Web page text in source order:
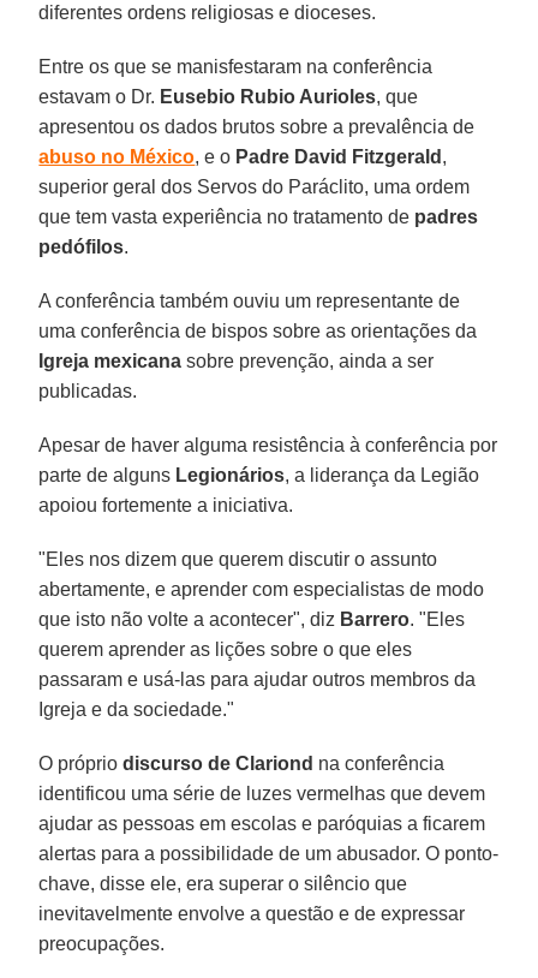
diferentes ordens religiosas e dioceses.
Entre os que se manisfestaram na conferência
estavam o Dr. Eusebio Rubio Aurioles, que
apresentou os dados brutos sobre a prevalência de
abuso no México, e o Padre David Fitzgerald ,
superior geral dos Servos do Paráclito, uma ordem
que tem vasta experiência no tratamento de padres
pedófilos.
A conferência também ouviu um representante de
uma conferência de bispos sobre as orientações da
Igreja mexicana sobre prevenção, ainda a ser
publicadas.
Apesar de haver alguma resistência à conferência por
parte de alguns Legionários, a liderança da Legião
apoiou fortemente a iniciativa.
"Eles nos dizem que querem discutir o assunto
abertamente, e aprender com especialistas de modo
que isto não volte a acontecer", diz Barrero. "Eles
querem aprender as lições sobre o que eles
passaram e usá-las para ajudar outros membros da
Igreja e da sociedade."
O própriodiscurso de Clariond na conferência
identificou uma série de luzes vermelhas que devem
ajudar as pessoas em escolas e paróquias a ficarem
alertas para a possibilidade de um abusador. O ponto-
chave, disse ele, era superar o silêncio que
inevitavelmente envolve a questão e de expressar
preocupações.